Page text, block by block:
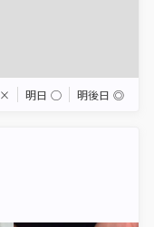
× 明日 ◯ 明後日 ◎